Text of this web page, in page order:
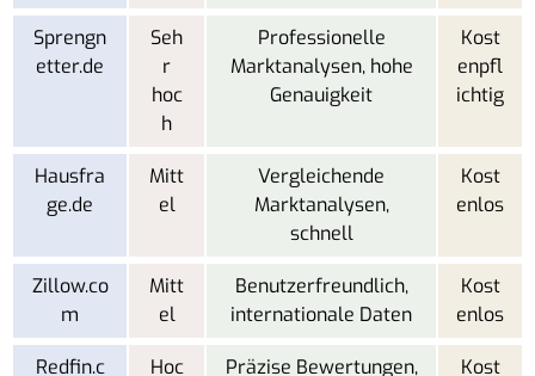
Sprengn
etter.de
Seh
r
hoc
h
Professionelle
Marktanalysen, hohe
Genauigkeit
Kost
enpfl
ichtig
Hausfra
ge.de
Mitt
el
Vergleichende
Marktanalysen,
schnell
Kost
enlos
Zillow.co
m
Mitt
el
Benutzerfreundlich,
internationale Daten
Kost
enlos
Redfin.c
Hoc
Präzise Bewertungen,
Kost